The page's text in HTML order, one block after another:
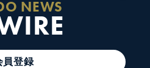
NEWS
員登録